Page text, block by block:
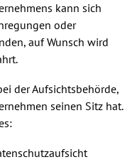
kann sich
oder
auf Wunsch wird
der Aufsichtsbehörde,
seinen Sitz hat.